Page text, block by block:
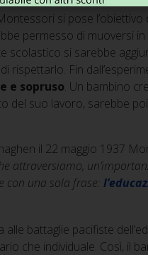
si pose
permesso di muoversi
scolastico si sarebbe
rispettarlo. Fin
e sopruso. Un bambino
del suo lavoro, sarebbe
il 22 maggio 1937
attraversiamo,
con una sola frase:
alle battaglie pacifiste
che individuale. Così, il